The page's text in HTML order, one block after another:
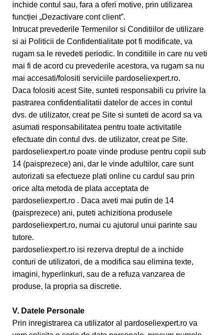
inchide contul sau, fara a oferi motive, prin utilizarea
funcției „Dezactivare cont client”.
Intrucat prevederile Termenilor si Conditiilor de utilizare
si ai Politicii de Confidentialitate pot fi modificate, va
rugam sa le revedeti periodic. In conditiile in care nu veti
mai fi de acord cu prevederile acestora, va rugam sa nu
mai accesati/folositi serviciile pardoseliexpert.ro.
Daca folositi acest Site, sunteti responsabili cu privire la
pastrarea confidentialitatii datelor de acces in contul
dvs. de utilizator, creat pe Site si sunteti de acord sa va
asumati responsabilitatea pentru toate activitatile
efectuate din contul dvs. de utilizator, creat pe Site.
pardoseliexpert.ro poate vinde produse pentru copii sub
14 (paisprezece) ani, dar le vinde adultilor, care sunt
autorizati sa efectueze plati online cu cardul sau prin
orice alta metoda de plata acceptata de
pardoseliexpert.ro . Daca aveti mai putin de 14
(paisprezece) ani, puteti achizitiona produsele
pardoseliexpert.ro, numai cu ajutorul unui parinte sau
tutore.
pardoseliexpert.ro isi rezerva dreptul de a inchide
conturi de utilizatori, de a modifica sau elimina texte,
imagini, hyperlinkuri, sau de a refuza vanzarea de
produse, la propria sa discretie.
V. Datele Personale
Prin inregistrarea ca utilizator al pardoseliexpert.ro va